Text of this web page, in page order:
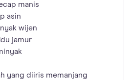
manis
asin
wijen
jamur
yang diiris memanjang